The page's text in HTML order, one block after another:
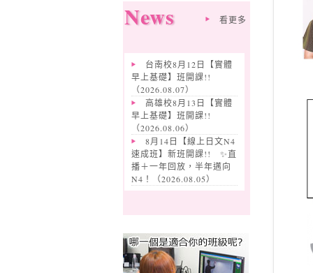
News 看更多
台南校8月12日【實體
早上基礎】班開課!!
（2026.08.07）
高雄校8月13日【實體
早上基礎】班開課!!
（2026.08.06）
8月14日【線上日文N4
速成班】新班開課!! ✨️直
播＋一年回放，半年邁向
N4！（2026.08.05）